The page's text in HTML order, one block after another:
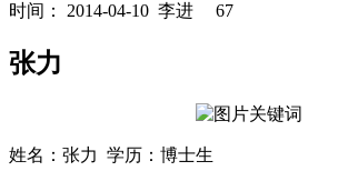
时间： 2014-04-10 李进 67
张力
姓名：张力 学历：博士生